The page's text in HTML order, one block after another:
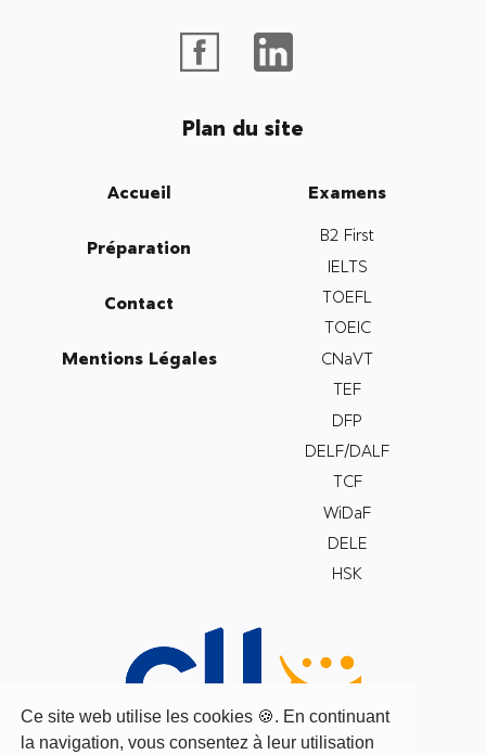
Ce site web utilise les cookies 🍪. En continuant
la navigation, vous consentez à leur utilisation
Plan du site
Accueil
Préparation
Contact
Mentions Légales
Examens
B2 First
IELTS
TOEFL
TOEIC
CNaVT
TEF
DFP
DELF/DALF
TCF
WiDaF
DELE
HSK